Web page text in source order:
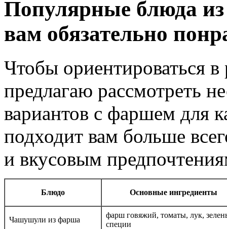
Популярные блюда
вам обязательно
Чтобы ориентироваться в
предлагаю рассмотреть
вариантов с фаршем для
подходит вам больше
и вкусовым
Блюдо Основные ингредиенты
Чашушули из фарша
фарш говяжий, томаты, лук,
специи